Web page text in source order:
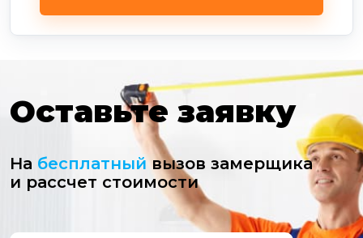
Оставьте заявку
На бесплатныйвызов замерщика
и рассчет стоимости